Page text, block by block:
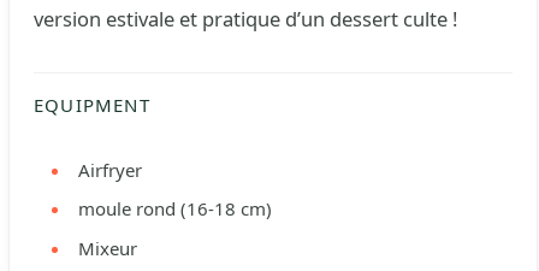
version estivale et pratique d’un dessert culte !
EQUIPMENT
Airfryer
moule rond (16-18 cm)
Mixeur